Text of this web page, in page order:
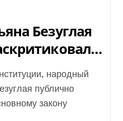
Безуглая
Украины
публично
закону